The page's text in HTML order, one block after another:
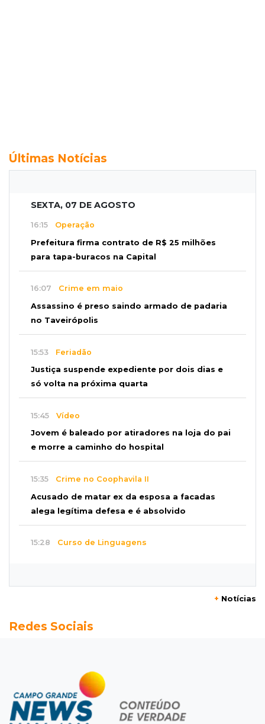
Últimas Notícias
SEXTA, 07 DE AGOSTO
16:15 Operação
Prefeitura firma contrato de R$ 25 milhões
para tapa-buracos na Capital
16:07 Crime em maio
Assassino é preso saindo armado de padaria
no Taveirópolis
15:53 Feriadão
Justiça suspende expediente por dois dias e
só volta na próxima quarta
15:45 Vídeo
Jovem é baleado por atiradores na loja do pai
e morre a caminho do hospital
15:35 Crime no Coophavila II
Acusado de matar ex da esposa a facadas
alega legítima defesa e é absolvido
15:28 Curso de Linguagens
Chuva chega à Capital e antecipa mudança no
Dados públicos
Fábio Trad declara R$ 3,67 milhões em bens,
55% a mais que em 2022
+ Notícias
Redes Sociais